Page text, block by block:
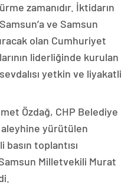
zamanıdır. İktidarın
ve Samsun
olan Cumhuriyet
liderliğinde kurulan
yetkin ve liyakatli
Özdağ, CHP Belediye
aleyhine yürütülen
basın toplantısı
Milletvekili Murat